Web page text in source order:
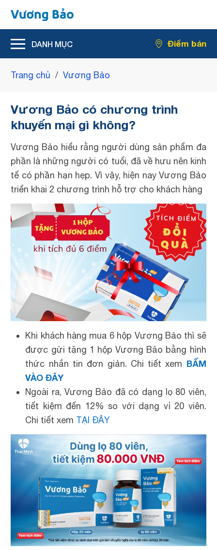
Hỗ trợ giảm rối loạn tiểu tiện
Hỗ trợ giảm kích thước u xơ tiền liệt tuyến
Điểm bán
Trang chủ / Vương Bảo
Vương Bảo có chương trình
khuyến mại gì không?
Vương Bảo hiểu rằng người dùng sản phẩm đa
phần là những người có tuổi, đã về hưu nên kinh
tế có phần hạn hẹp. Vì vậy, hiện nay Vương Bảo
triển khai 2 chương trình hỗ trợ cho khách hàng
Khi khách hàng mua 6 hộp Vương Bảo thì sẽ
được gửi tặng 1 hộp Vương Bảo bằng hình
thức nhắn tin đơn giản. Chi tiết xem BẤM
VÀO ĐÂY
Ngoài ra, Vương Bảo đã có dạng lọ 80 viên,
tiết kiệm đến 12% so với dạng vỉ 20 viên.
Chi tiết xem TẠI ĐÂY